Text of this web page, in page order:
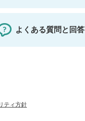
よくある質問と回答
ティ方針